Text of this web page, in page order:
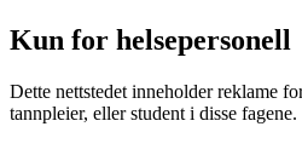
Kun for helsepersonell
Dette nettstedet inneholder reklame
tannpleier, eller student i disse fagene.